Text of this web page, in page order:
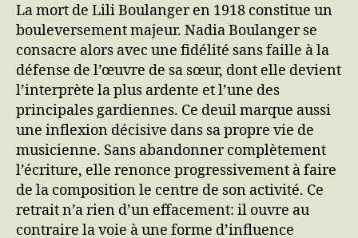
La mort de Lili Boulanger en 1918 constitue un
bouleversement majeur. Nadia Boulanger se
consacre alors avec une fidélité sans faille à la
défense de l’œuvre de sa sœur, dont elle devient
l’interprète la plus ardente et l’une des
principales gardiennes. Ce deuil marque aussi
une inflexion décisive dans sa propre vie de
musicienne. Sans abandonner complètement
l’écriture, elle renonce progressivement à faire
de la composition le centre de son activité. Ce
retrait n’a rien d’un effacement: il ouvre au
contraire la voie à une forme d’influence